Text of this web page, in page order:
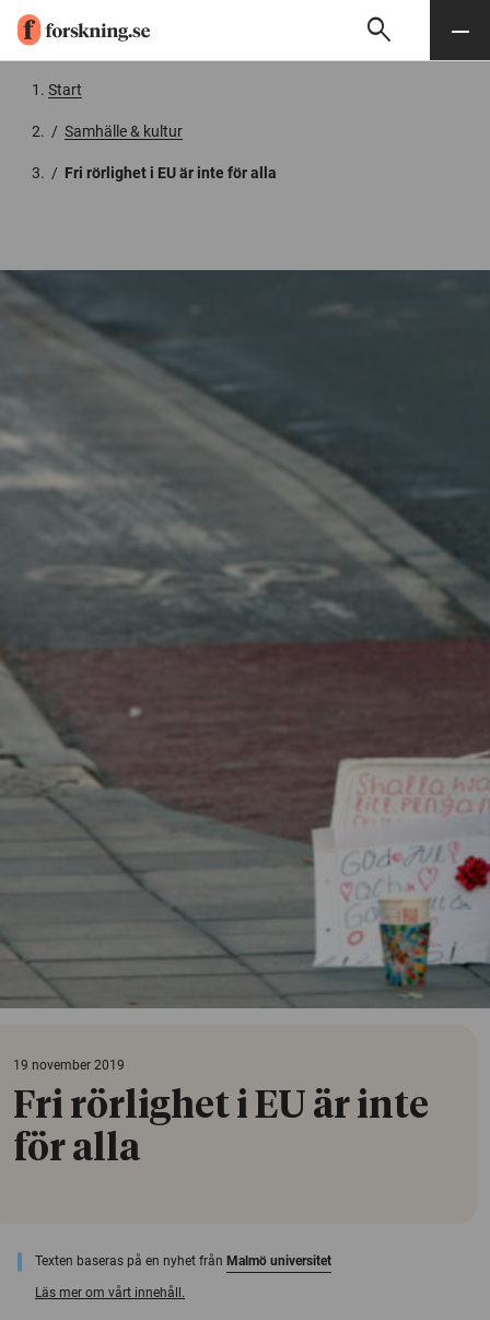
Söksearch Meny
Start
/ Samhälle & kultur
/ Fri rörlighet i EU är inte för alla
19 november 2019
Fri rörlighet i EU är inte
för alla
Texten baseras på en nyhet från Malmö universitet
Läs mer om vårt innehåll.